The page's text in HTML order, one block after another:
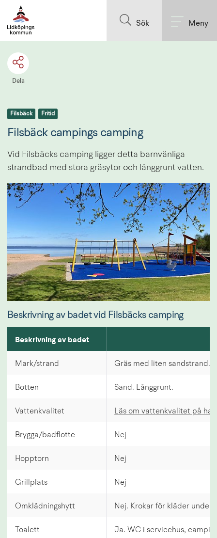
Sök Meny
Dela
Filsbäck Fritid
Filsbäck campings camping
Vid Filsbäcks camping ligger detta barnvänliga
strandbad med stora gräsytor och långgrunt vatten.
Beskrivning av badet vid Filsbäcks camping
Beskrivning av badet
Mark/strand Gräs med liten sandstrand.
Botten Sand. Långgrunt.
Vattenkvalitet Läs om vattenkvalitet på
Brygga/badflotte Nej
Hopptorn Nej
Grillplats Nej
Omklädningshytt Nej. Krokar för kläder under
Toalett Ja. WC i servicehus,